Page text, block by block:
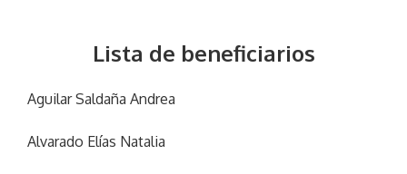
Lista de beneficiarios
Aguilar Saldaña Andrea
Alvarado Elías Natalia